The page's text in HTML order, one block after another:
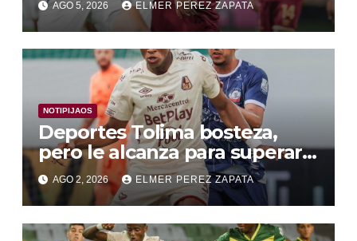
AGO 5, 2026 ELMER PEREZ ZAPATA
NOTIPIJAOS
Deportes Tolima bosteza,
pero le alcanza para superar a
Alianza Valledupar 2 A 1
AGO 2, 2026 ELMER PEREZ ZAPATA